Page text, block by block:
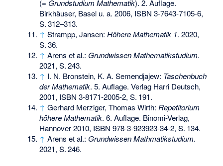
(= Grundstudium Mathematik). 2. Auflage.
Birkhäuser, Basel u. a. 2006, ISBN 3-7643-7105-6,
S.312–313.
↑ Strampp, Jansen:Höhere Mathematik 1. 2020,
S.36.
↑ Arens et al.: Grundwissen Mathematikstudium.
2021,S.243.
↑ I. N. Bronstein, K. A. Semendjajew: Taschenbuch
der Mathematik. 5. Auflage. Verlag Harri Deutsch,
2001, ISBN 3-8171-2005-2,S. 191.
↑ Gerhard Merziger, Thomas Wirth: Repetitorium
höhere Mathematik. 6. Auflage. Binomi-Verlag,
Hannover 2010, ISBN 978-3-923923-34-2,S. 134.
↑ Arens et al.: Grundwissen Mathmatikstudium.
2021,S.246.